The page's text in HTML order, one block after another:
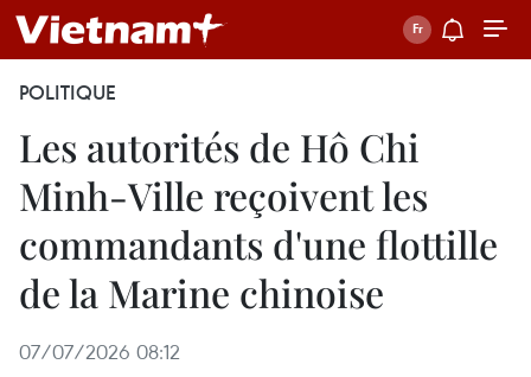
POLITIQUE
Les autorités de Hô Chi
Minh-Ville reçoivent les
commandants d'une flottille
de la Marine chinoise
07/07/2026 08:12